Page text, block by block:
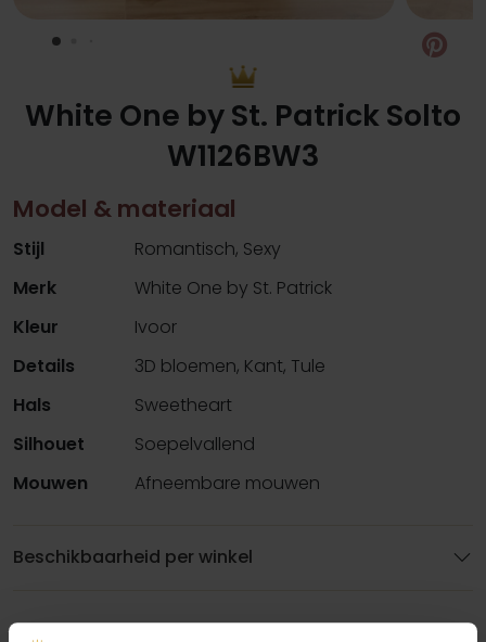
White One by St. Patrick Solto
W1126BW3
Model & materiaal
Stijl
Romantisch, Sexy
Merk
White One by St. Patrick
Kleur
Ivoor
Details
3D bloemen, Kant, Tule
Hals
Sweetheart
Silhouet
Soepelvallend
Mouwen
Afneembare mouwen
Beschikbaarheid per winkel